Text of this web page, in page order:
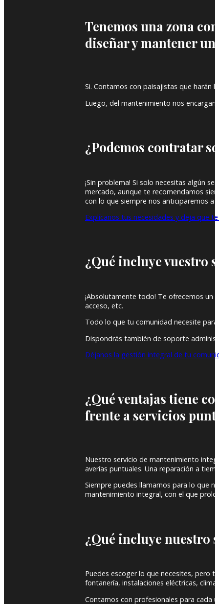
Tenemos una zona
diseñar y mantener
Si. Contamos con paisajistas que harán
Luego, del mantenimiento nos
¿Podemos contratar
¡Sin problema! Si solo necesitas algún
mercado, aunque te recomendamos
con lo que siempre nos anticiparemos a
Explícanos tus necesidades y deja que
¿Qué incluye vuestro
¡Absolutamente todo! Te ofrecemos un
acceso, etc.
Todo lo que tu comunidad necesite
Dispondrás también de soporte
Déjanos la gestión integral de tu
¿Qué ventajas tiene
frente a servicios
Nuestro servicio de mantenimiento
averías puntuales. Una reparación a
Siempre puedes llamarnos para lo que
mantenimiento integral, con el que
¿Qué incluye nuestro
Puedes escoger lo que necesites, pero
fontanería, instalaciones eléctricas,
Contamos con profesionales para cada